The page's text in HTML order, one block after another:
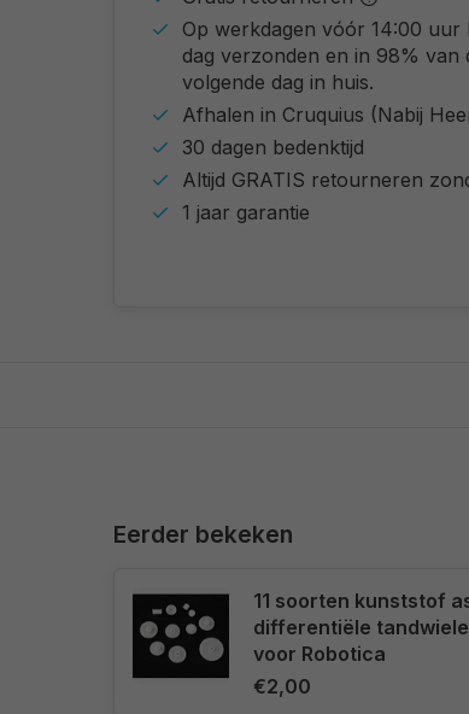
Op werkdagen vóór 14:00 uur
dag verzonden en in 98% van
volgende dag in huis.
Afhalen in Cruquius (Nabij
30 dagen bedenktijd
Altijd GRATIS retourneren
1 jaar garantie
Eerder bekeken
11 soorten kunststof
differentiële
voor Robotica
€2,00